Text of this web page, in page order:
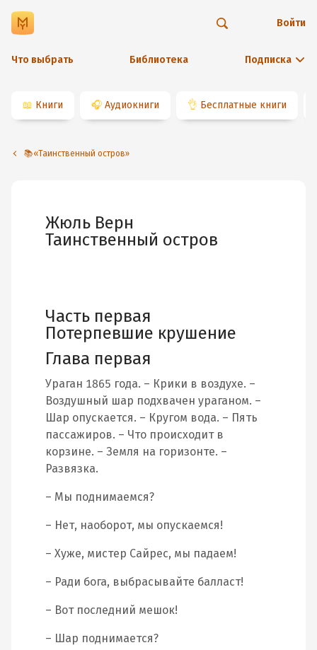
Что выбрать Библиотека Подписка
Войти
📖 Книги 🎧 Аудиокниги 👌 Бесплатные книги
📚«Таинственный остров»
Жюль Верн
Таинственный остров
Часть первая
Потерпевшие крушение
Глава первая
Ураган 1865 года. – Крики в воздухе. –
Воздушный шар подхвачен ураганом. –
Шар опускается. – Кругом вода. – Пять
пассажиров. – Что происходит в
корзине. – Земля на горизонте. –
Развязка.
– Мы поднимаемся?
– Нет, наоборот, мы опускаемся!
– Хуже, мистер Сайрес, мы падаем!
– Ради бога, выбрасывайте балласт!
– Вот последний мешок!
– Шар поднимается?